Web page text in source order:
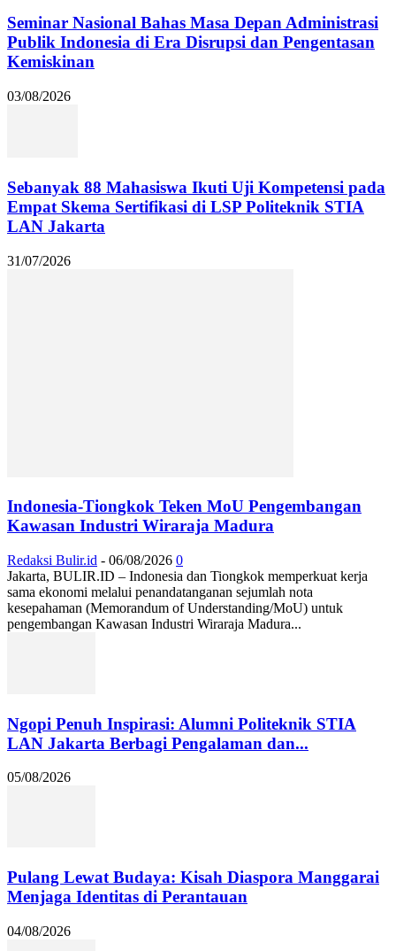
Seminar Nasional Bahas Masa Depan Administrasi
Publik Indonesia di Era Disrupsi dan Pengentasan
Kemiskinan
03/08/2026
Sebanyak 88 Mahasiswa Ikuti Uji Kompetensi pada
Empat Skema Sertifikasi di LSP Politeknik STIA
LAN Jakarta
31/07/2026
Indonesia-Tiongkok Teken MoU Pengembangan
Kawasan Industri Wiraraja Madura
Redaksi Bulir.id - 06/08/2026 0
Jakarta, BULIR.ID – Indonesia dan Tiongkok memperkuat kerja
sama ekonomi melalui penandatanganan sejumlah nota
kesepahaman (Memorandum of Understanding/MoU) untuk
pengembangan Kawasan Industri Wiraraja Madura...
Ngopi Penuh Inspirasi: Alumni Politeknik STIA
LAN Jakarta Berbagi Pengalaman dan...
05/08/2026
Pulang Lewat Budaya: Kisah Diaspora Manggarai
Menjaga Identitas di Perantauan
04/08/2026